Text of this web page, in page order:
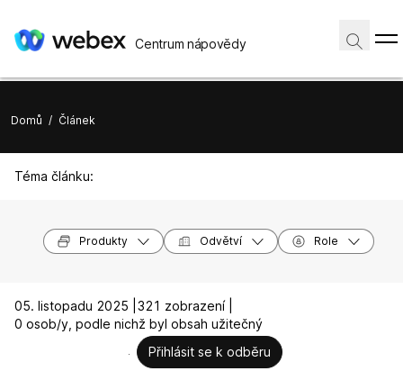
Centrum nápovědy
Domů / Článek
Téma článku:
Produkty Odvětví Role
05. listopadu 2025 | 321 zobrazení |
0 osob/y, podle nichž byl obsah užitečný
Přihlásit se k odběru